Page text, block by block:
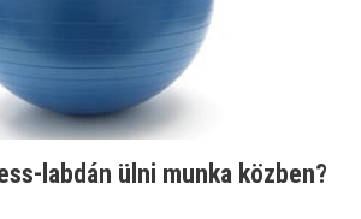
labdán ülni munka közben?